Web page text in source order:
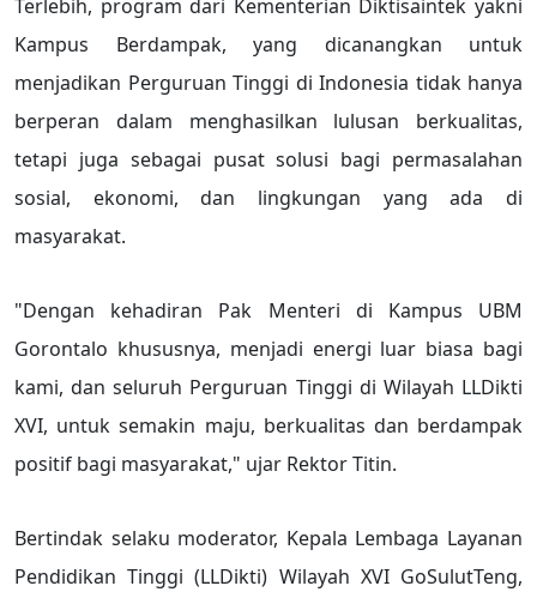
Terlebih, program dari Kementerian Diktisaintek yakni
Kampus Berdampak, yang dicanangkan untuk
menjadikan Perguruan Tinggi di Indonesia tidak hanya
berperan dalam menghasilkan lulusan berkualitas,
tetapi juga sebagai pusat solusi bagi permasalahan
sosial, ekonomi, dan lingkungan yang ada di
masyarakat.
"Dengan kehadiran Pak Menteri di Kampus UBM
Gorontalo khususnya, menjadi energi luar biasa bagi
kami, dan seluruh Perguruan Tinggi di Wilayah LLDikti
XVI, untuk semakin maju, berkualitas dan berdampak
positif bagi masyarakat," ujar Rektor Titin.
Bertindak selaku moderator, Kepala Lembaga Layanan
Pendidikan Tinggi (LLDikti) Wilayah XVI GoSulutTeng,